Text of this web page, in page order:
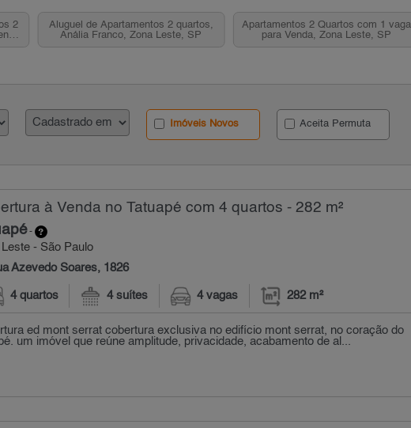
2
Aluguel de Apartamentos 2 quartos,
Anália Franco, Zona Leste, SP
Apartamentos 2 Quartos com 1 vaga
para Venda, Zona Leste, SP
Imóveis Novos Aceita Permuta
à Venda no Tatuapé com 4 quartos - 282 m²
-
- São Paulo
Azevedo Soares, 1826
4 quartos 4 suítes 4 vagas 282 m²
ed mont serrat cobertura exclusiva no edifício mont serrat, no coração do
um imóvel que reúne amplitude, privacidade, acabamento de al...